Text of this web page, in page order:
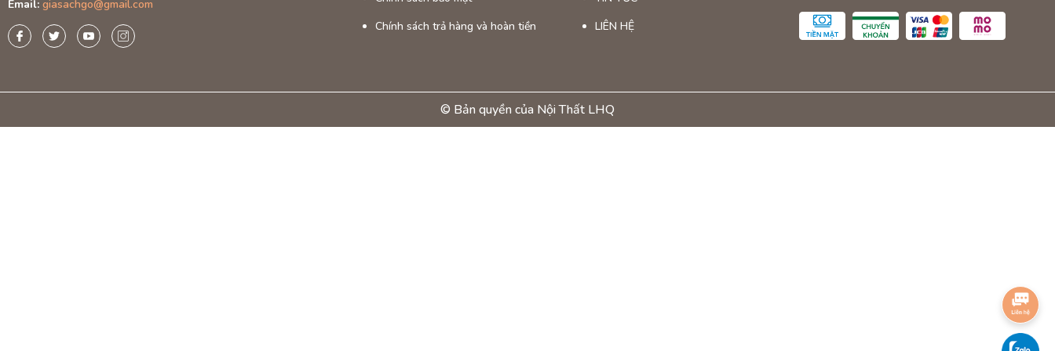
Sản phẩm mang đến vẻ đẹp thanh lịch và hiện đại, phù hợp với không gian thờ cúng truyền thống của người Việt.
Chất liệu gỗ cao su tự nhiên và sơn PU cao cấp đảm bảo độ bền lâu dài, giúp sản phẩm có thể sử dụng trong nhiều năm mà không bị hỏng
Ghế võng có khung làm từ kim loại hoặc gỗ, có thể dễ dàng gấp gọn khi không sử dụng. Thiết kế ôm sát cơ thể, tạo cảm giác thoải mái và thư giãn
Email: giasachgo@gmail.com
Chính sách trả hàng và hoàn tiền
LIÊN HỆ
© Bản quyền của Nội Thất LHQ